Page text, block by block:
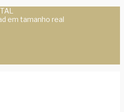
em tamanho real